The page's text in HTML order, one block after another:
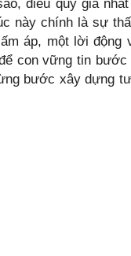
điều quý giá
này chính là sự
áp, một lời động
con vững tin bước
bước xây dựng